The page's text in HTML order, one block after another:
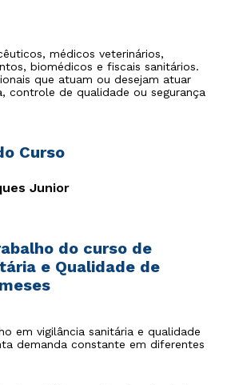
médicos veterinários,
biomédicos e fiscais sanitários.
que atuam ou desejam atuar
controle de qualidade ou segurança
Curso
Junior
do curso de
e Qualidade de
em vigilância sanitária e qualidade
demanda constante em diferentes